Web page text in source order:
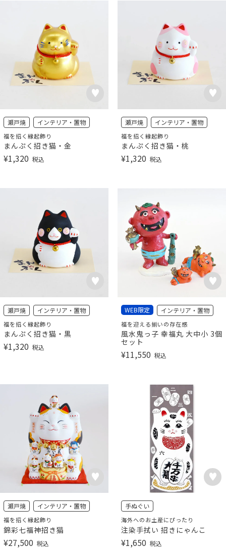
瀬戸焼 インテリア・置物
福を招く縁起飾り
まんぷく招き猫・金
¥1,320 税込
瀬戸焼 インテリア・置物
福を招く縁起飾り
まんぷく招き猫・桃
¥1,320 税込
瀬戸焼 インテリア・置物
福を招く縁起飾り
まんぷく招き猫・黒
¥1,320 税込
WEB限定 インテリア・置物
福を迎える揃いの存在感
風水鬼っ子 幸福丸 大中小 3個
セット
¥11,550 税込
瀬戸焼 インテリア・置物
福を招く縁起飾り
錦彩七福神招き猫
¥27,500 税込
手ぬぐい
海外へのお土産にぴったり
注染手拭い 招きにゃんこ
¥1,650 税込